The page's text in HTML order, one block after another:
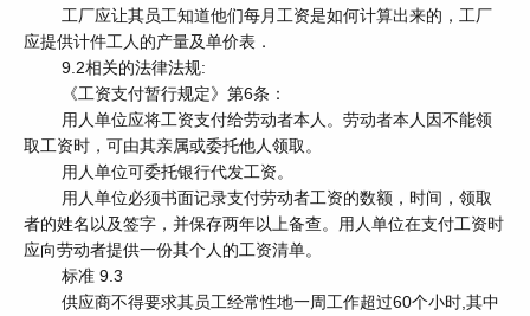
工厂应让其员工知道他们每月工资是如何计算出来的，工厂
应提供计件工人的产量及单价表．
9.2相关的法律法规:
《工资支付暂行规定》第6条：
用人单位应将工资支付给劳动者本人。劳动者本人因不能领
取工资时，可由其亲属或委托他人领取。
用人单位可委托银行代发工资。
用人单位必须书面记录支付劳动者工资的数额，时间，领取
者的姓名以及签字，并保存两年以上备查。用人单位在支付工资时
应向劳动者提供一份其个人的工资清单。
标准 9.3
供应商不得要求其员工经常性地一周工作超过60个小时,其中